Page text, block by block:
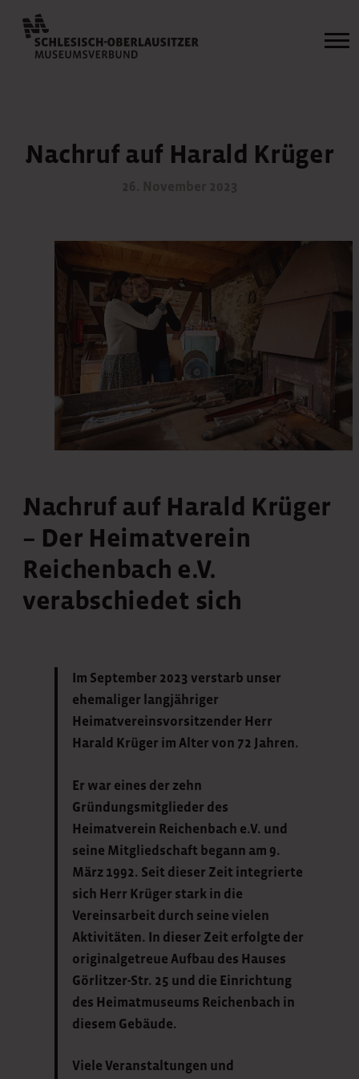
Nachruf auf Harald Krüger
Nachruf auf Harald Krüger
– Der Heimatverein
Reichenbach e.V.
verabschiedet sich
Im September 2023 verstarb unser
ehemaliger langjähriger
Heimatvereinsvorsitzender Herr
Harald Krüger im Alter von 72 Jahren.
Er war eines der zehn
Gründungsmitglieder des
Heimatverein Reichenbach e.V. und
seine Mitgliedschaft begann am 9.
März 1992. Seit dieser Zeit integrierte
sich Herr Krüger stark in die
Vereinsarbeit durch seine vielen
Aktivitäten. In dieser Zeit erfolgte der
originalgetreue Aufbau des Hauses
Görlitzer-Str. 25 und die Einrichtung
des Heimatmuseums Reichenbach in
diesem Gebäude.
Viele Veranstaltungen und